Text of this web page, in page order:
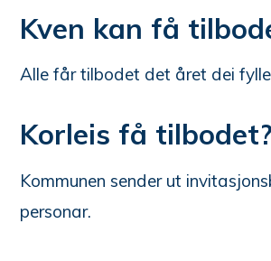
Kven kan få
Alle får tilbodet det året dei
Korleis få tilbodet?
Kommunen sender ut
personar.